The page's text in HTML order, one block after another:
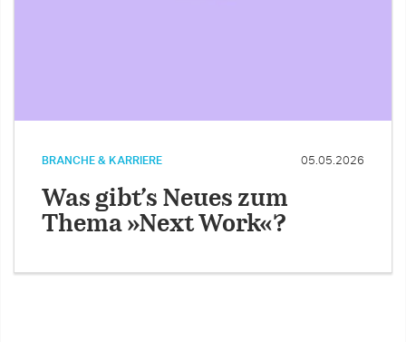
BRANCHE & KARRIERE 05.05.2026
Was gibt’s Neues zum
Thema »Next Work«?